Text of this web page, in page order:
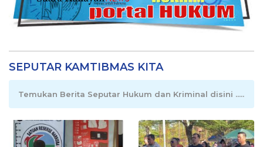
SEPUTAR KAMTIBMAS KITA
Temukan Berita Seputar Hukum dan Kriminal disini .....